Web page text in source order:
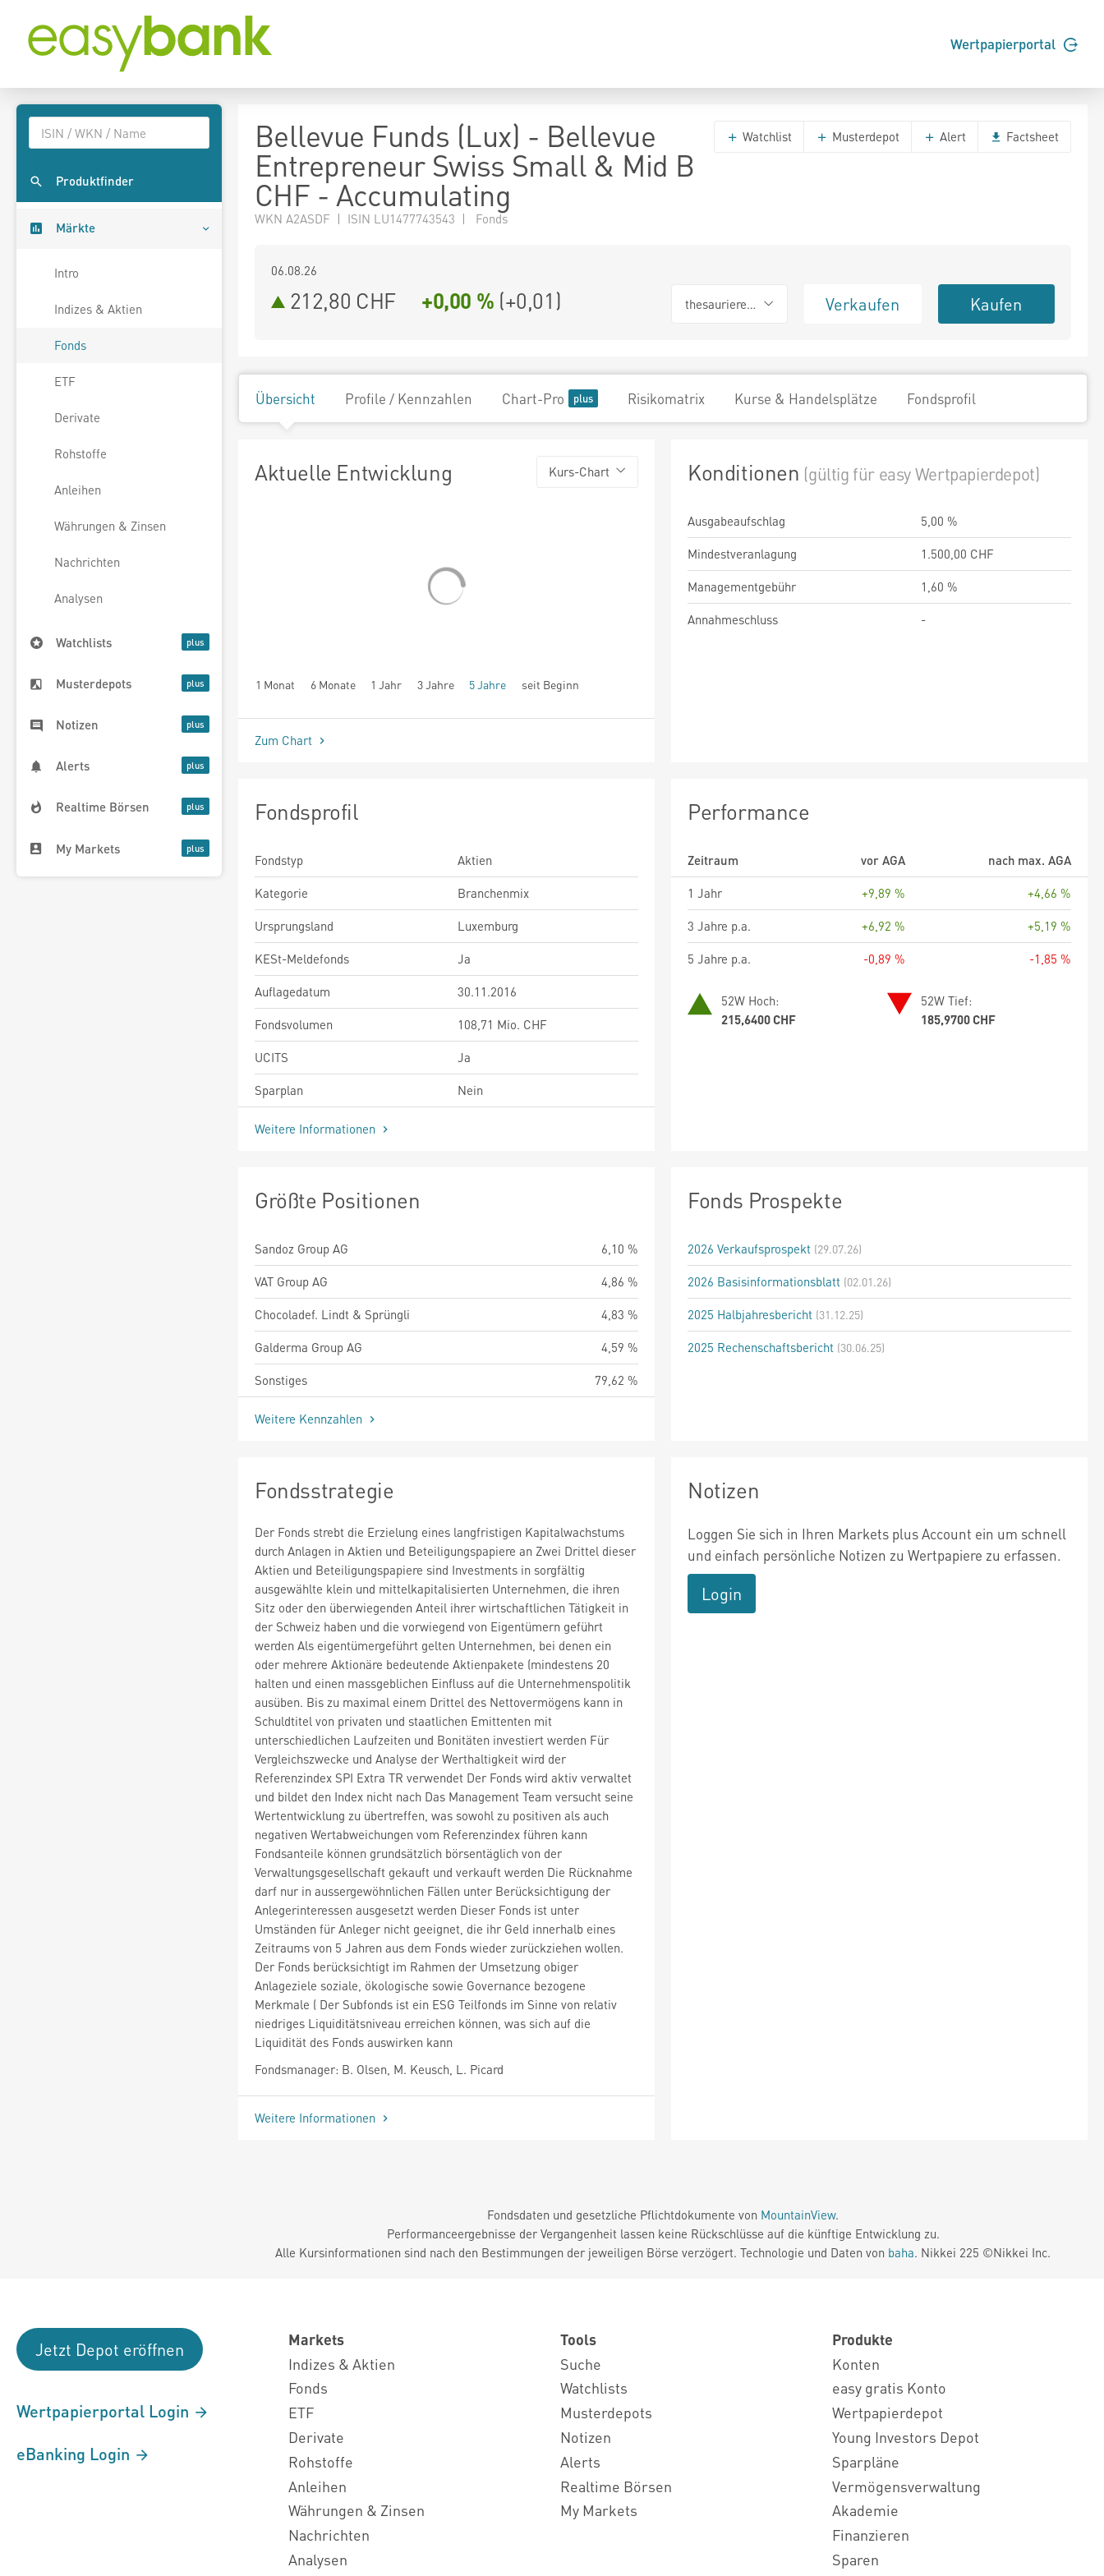
Wertpapierportal
Produktfinder
Märkte
Intro
Indizes & Aktien
Fonds
ETF
Derivate
Rohstoffe
Anleihen
Währungen & Zinsen
Nachrichten
Analysen
Watchlists
Musterdepots
Notizen
Alerts
Realtime Börsen
My Markets
Bellevue Funds (Lux) - Bellevue
Entrepreneur Swiss Small & Mid B
CHF - Accumulating
WKN A2ASDF | ISIN LU1477743543 | Fonds
Watchlist Musterdepot Alert Factsheet
06.08.26
212,80 CHF +0,00 % (+0,01) thesaurierend Verkaufen Kaufen
Übersicht Profile / Kennzahlen Chart-Pro Risikomatrix Kurse & Handelsplätze Fondsprofil
Aktuelle Entwicklung Kurs-Chart
1 Monat 6 Monate 1 Jahr 3 Jahre 5 Jahre seit Beginn
Zum Chart
Konditionen (gültig für easy Wertpapierdepot)
Ausgabeaufschlag
5,00 %
Mindestveranlagung
1.500,00 CHF
Managementgebühr
1,60 %
Annahmeschluss
-
Fondsprofil
Fondstyp
Aktien
Kategorie
Branchenmix
Ursprungsland
Luxemburg
KESt-Meldefonds
Ja
Auflagedatum
30.11.2016
Fondsvolumen
108,71 Mio. CHF
UCITS
Ja
Sparplan
Nein
Weitere Informationen
Performance
Zeitraum vor AGA
nach max. AGA
1 Jahr
+9,89 %
+4,66 %
3 Jahre p.a.
+6,92 %
+5,19 %
5 Jahre p.a.
-0,89 % -1,85 %
52W Hoch:
215,6400 CHF
52W Tief:
185,9700 CHF
Größte Positionen
Sandoz Group AG
6,10 %
VAT Group AG
4,86 %
Chocoladef. Lindt & Sprüngli
4,83 %
Galderma Group AG
4,59 %
Sonstiges
79,62 %
Weitere Kennzahlen
Fonds Prospekte
2026 Verkaufsprospekt (29.07.26)
2026 Basisinformationsblatt (02.01.26)
2025 Halbjahresbericht (31.12.25)
2025 Rechenschaftsbericht (30.06.25)
Fondsstrategie
Der Fonds strebt die Erzielung eines langfristigen Kapitalwachstums
durch Anlagen in Aktien und Beteiligungspapiere an Zwei Drittel dieser
Aktien und Beteiligungspapiere sind Investments in sorgfältig
ausgewählte klein und mittelkapitalisierten Unternehmen, die ihren
Sitz oder den überwiegenden Anteil ihrer wirtschaftlichen Tätigkeit in
der Schweiz haben und die vorwiegend von Eigentümern geführt
werden Als eigentümergeführt gelten Unternehmen, bei denen ein
oder mehrere Aktionäre bedeutende Aktienpakete (mindestens 20
halten und einen massgeblichen Einfluss auf die Unternehmenspolitik
ausüben. Bis zu maximal einem Drittel des Nettovermögens kann in
Schuldtitel von privaten und staatlichen Emittenten mit
unterschiedlichen Laufzeiten und Bonitäten investiert werden Für
Vergleichszwecke und Analyse der Werthaltigkeit wird der
Referenzindex SPI Extra TR verwendet Der Fonds wird aktiv verwaltet
und bildet den Index nicht nach Das Management Team versucht seine
Wertentwicklung zu übertreffen, was sowohl zu positiven als auch
negativen Wertabweichungen vom Referenzindex führen kann
Fondsanteile können grundsätzlich börsentäglich von der
Verwaltungsgesellschaft gekauft und verkauft werden Die Rücknahme
darf nur in aussergewöhnlichen Fällen unter Berücksichtigung der
Anlegerinteressen ausgesetzt werden Dieser Fonds ist unter
Umständen für Anleger nicht geeignet, die ihr Geld innerhalb eines
Zeitraums von 5 Jahren aus dem Fonds wieder zurückziehen wollen.
Der Fonds berücksichtigt im Rahmen der Umsetzung obiger
Anlageziele soziale, ökologische sowie Governance bezogene
Merkmale ( Der Subfonds ist ein ESG Teilfonds im Sinne von relativ
niedriges Liquiditätsniveau erreichen können, was sich auf die
Liquidität des Fonds auswirken kann
Fondsmanager: B. Olsen, M. Keusch, L. Picard
Weitere Informationen
Notizen
Loggen Sie sich in Ihren Markets plus Account ein um schnell
und einfach persönliche Notizen zu Wertpapiere zu erfassen.
Login
Fondsdaten und gesetzliche Pflichtdokumente von MountainView.
Performanceergebnisse der Vergangenheit lassen keine Rückschlüsse auf die künftige Entwicklung zu.
Alle Kursinformationen sind nach den Bestimmungen der jeweiligen Börse verzögert. Technologie und Daten von baha. Nikkei 225 ©Nikkei Inc.
Jetzt Depot eröffnen
Wertpapierportal Login
eBanking Login
Markets
Indizes & Aktien
Fonds
ETF
Derivate
Rohstoffe
Anleihen
Währungen & Zinsen
Nachrichten
Analysen
Tools
Suche
Watchlists
Musterdepots
Notizen
Alerts
Realtime Börsen
My Markets
Produkte
Konten
easy gratis Konto
Wertpapierdepot
Young Investors Depot
Sparpläne
Vermögensverwaltung
Akademie
Finanzieren
Sparen